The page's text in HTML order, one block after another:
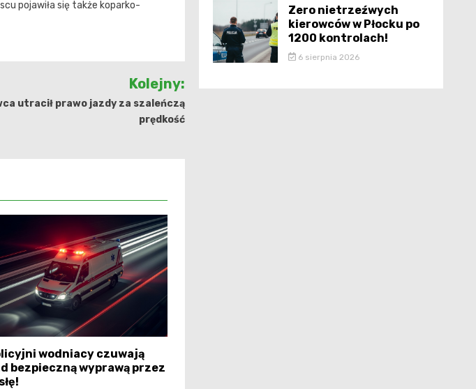
pojawiła się także koparko-
Kolejny:
utracił prawo jazdy za szaleńczą
prędkość
wodniacy czuwają
bezpieczną wyprawą przez
Zero nietrzeźwych
kierowców w Płocku po
1200 kontrolach!
6 sierpnia 2026